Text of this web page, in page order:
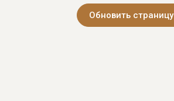
Обновить страницу